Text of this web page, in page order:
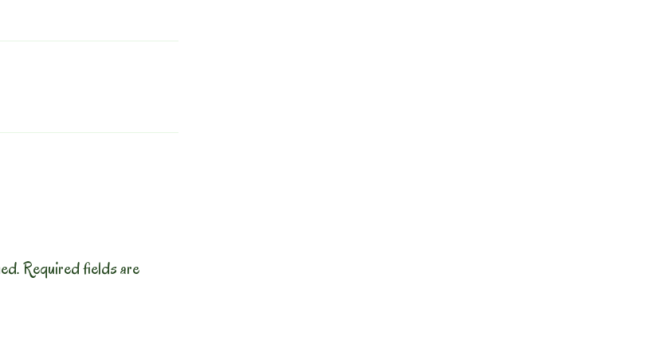
Required fields are